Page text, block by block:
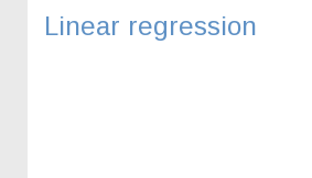
Linear regression